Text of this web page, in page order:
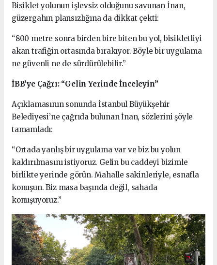
Bisiklet yolunun işlevsiz olduğunu savunan İnan,
güzergahın plansızlığına da dikkat çekti:
“800 metre sonra birden bire biten bu yol, bisikletliyi
akan trafiğin ortasında bırakıyor. Böyle bir uygulama
ne güvenli ne de sürdürülebilir.”
İBB’ye Çağrı: “Gelin Yerinde İnceleyin”
Açıklamasının sonunda İstanbul Büyükşehir
Belediyesi’ne çağrıda bulunan İnan, sözlerini şöyle
tamamladı:
“Ortada yanlış bir uygulama var ve biz bu yolun
kaldırılmasını istiyoruz. Gelin bu caddeyi bizimle
birlikte yerinde görün. Mahalle sakinleriyle, esnafla
konuşun. Biz masa başında değil, sahada
konuşuyoruz.”